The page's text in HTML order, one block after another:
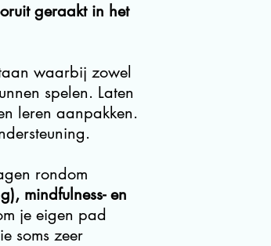
geraakt in het
waarbij zowel
spelen. Laten
leren aanpakken.
rondom
mindfulness- en
je eigen pad
soms zeer